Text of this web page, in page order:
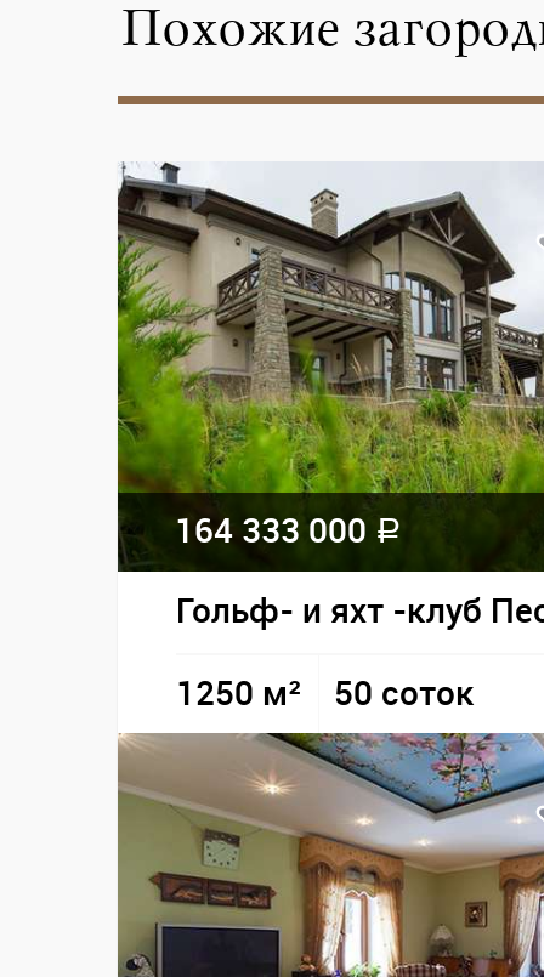
Похожие
164 333 000 a
Гольф- и яхт -клуб
1250 м² 50 соток